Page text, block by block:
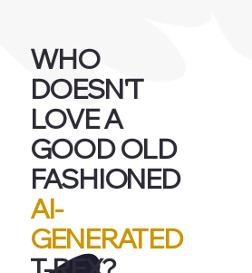
WHO
DOESN'T
LOVE A
GOOD OLD
FASHIONED
AI-
GENERATED